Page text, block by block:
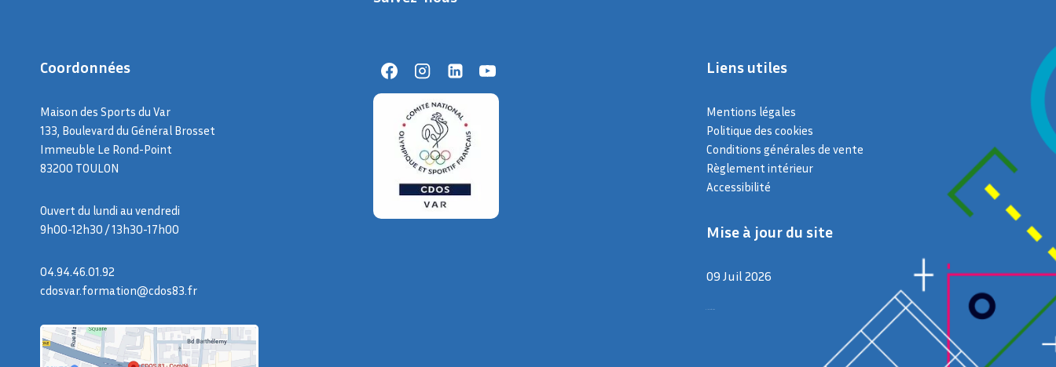
Coordonnées
Maison des Sports du Var
133, Boulevard du Général Brosset
Immeuble Le Rond-Point
83200 TOULON
Ouvert du lundi au vendredi
9h00-12h30 / 13h30-17h00
04.94.46.01.92
cdosvar.formation@cdos83.fr
Liens utiles
Mentions légales
Politique des cookies
Conditions générales de vente
Règlement intérieur
Accessibilité
Mise à jour du site
09 Juil 2026